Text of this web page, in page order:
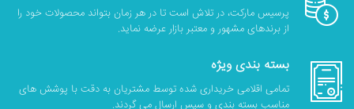
پرسیس مارکت، در تلاش است تا در هر زمان بتواند محصولات خود را
از برندهای مشهور و معتبر بازار عرضه نماید.
بسته بندی ویژه
تمامی اقلامی خریداری شده توسط مشتریان به دقت با پوشش های
مناسب بسته بندی و سپس ارسال می گردند.